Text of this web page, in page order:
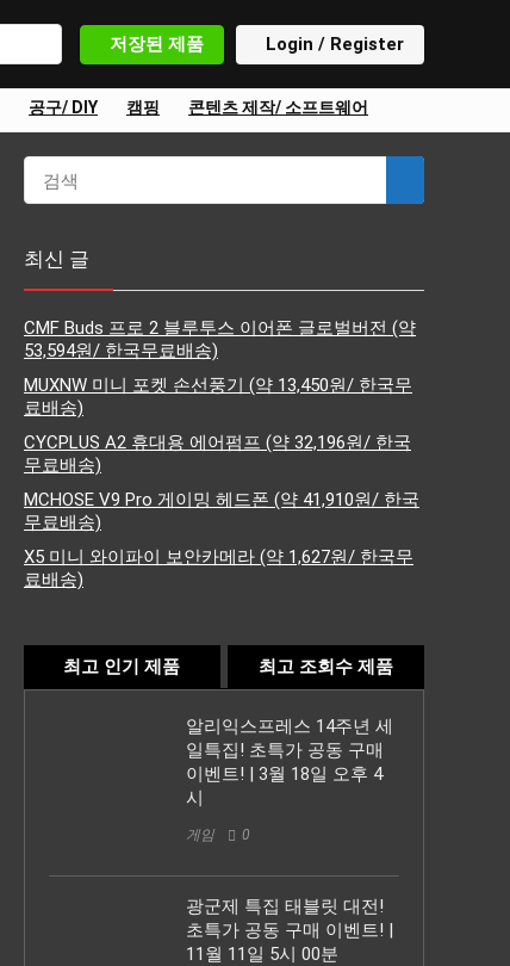
저장된 제품 Login / Register
공구/ DIY 캠핑 콘텐츠 제작/ 소프트웨어
최신 글
CMF Buds 프로 2 블루투스 이어폰 글로벌버전 (약
53,594원/ 한국무료배송)
MUXNW 미니 포켓 손선풍기 (약 13,450원/ 한국무
료배송)
CYCPLUS A2 휴대용 에어펌프 (약 32,196원/ 한국
무료배송)
MCHOSE V9 Pro 게이밍 헤드폰 (약 41,910원/ 한국
무료배송)
X5 미니 와이파이 보안카메라 (약 1,627원/ 한국무
료배송)
최고 인기 제품 최고 조회수 제품
알리익스프레스 14주년 세
일특집! 초특가 공동 구매
이벤트! | 3월 18일 오후 4
시
게임 0
광군제 특집 태블릿 대전!
초특가 공동 구매 이벤트! |
11월 11일 5시 00분